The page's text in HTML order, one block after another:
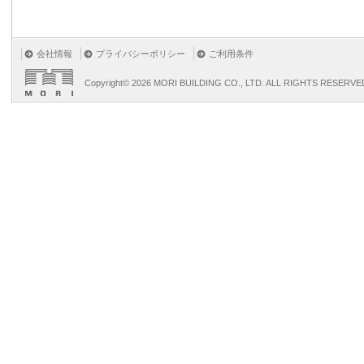
会社情報 プライバシーポリシー ご利用条件
Copyright© 2026 MORI BUILDING CO., LTD. ALL RIGHTS